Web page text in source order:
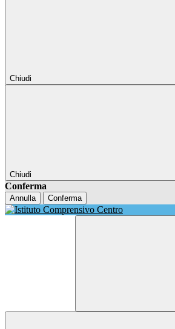
Chiudi
Chiudi
Conferma
Annulla Conferma